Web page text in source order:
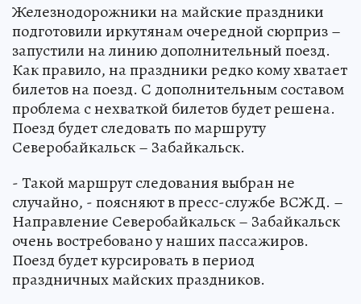
Железнодорожники на майские праздники
подготовили иркутянам очередной сюрприз –
запустили на линию дополнительный поезд.
Как правило, на праздники редко кому хватает
билетов на поезд. С дополнительным составом
проблема с нехваткой билетов будет решена.
Поезд будет следовать по маршруту
Северобайкальск – Забайкальск.
- Такой маршрут следования выбран не
случайно, - поясняют в пресс-службе ВСЖД. –
Направление Северобайкальск – Забайкальск
очень востребовано у наших пассажиров.
Поезд будет курсировать в период
праздничных майских праздников.